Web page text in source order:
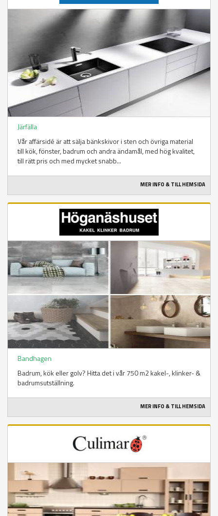
Järfälla
Vår affärsidé är att sälja bänkskivor i sten och övriga material
till kök, fönster, badrum och andra ändamål, med hög kvalitet,
till rätt pris och med mycket snabb...
MER INFO & TILL HEMSIDA
Bandhagen
Badrum, kök eller golv? Hitta det i vår 750 m2 kakel-, klinker- &
badrumsutställning.
MER INFO & TILL HEMSIDA